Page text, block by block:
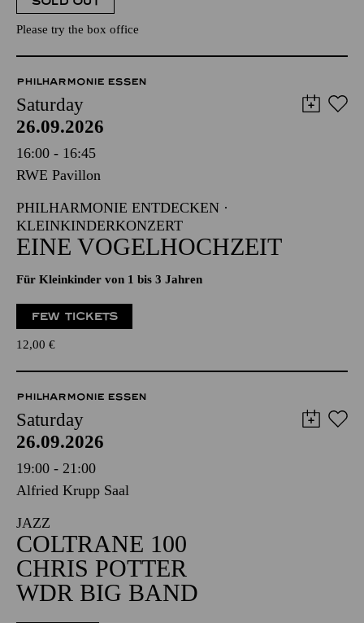
Please try the box office
PHILHARMONIE ESSEN
Saturday
26.09.2026
16:00 - 16:45
RWE Pavillon
PHILHARMONIE ENTDECKEN ·
KLEINKINDERKONZERT
EINE VOGELHOCHZEIT
Für Kleinkinder von 1 bis 3 Jahren
FEW TICKETS
12,00 €
PHILHARMONIE ESSEN
Saturday
26.09.2026
19:00 - 21:00
Alfried Krupp Saal
JAZZ
COLTRANE 100
CHRIS POTTER
WDR BIG BAND